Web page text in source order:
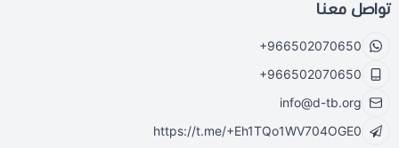
تواصل معنا
+966502070650
+966502070650
info@d-tb.org
https://t.me/+Eh1TQo1WV704OGE0